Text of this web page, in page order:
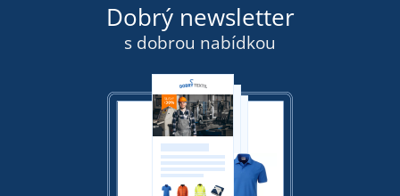
Dobrý newsletter
s dobrou nabídkou